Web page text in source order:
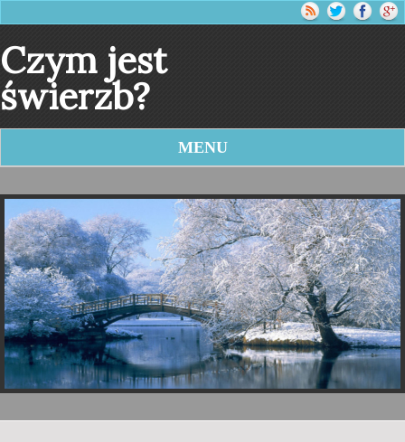
Czym jest
świerzb?
MENU